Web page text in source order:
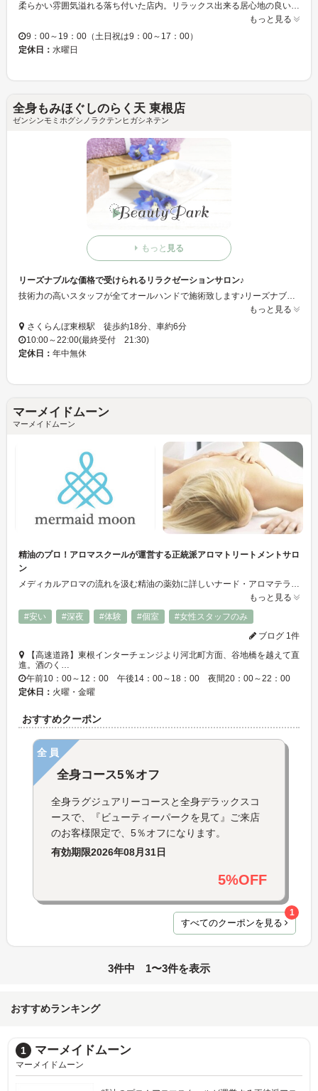
柔らかい雰囲気溢れる落ち付いた店内。リラックス出来る居心地の良い空間をお届けします★ 身体の不調を改善し、翌日も元気に頑張れるよう熟練技術で徹底ケア！あぁ、疲れた…そう感じたら『よくなる整体院東根』にお任せ下さい☆皆様のご来店をお待ちしております♪
もっと見る
9：00～19：00（土日祝は9：00～17：00）
定休日： 水曜日
全身もみほぐしのらく天 東根店
ゼンシンモミホグシノラクテンヒガシネテン
もっと見る
リーズナブルな価格で受けられるリラクゼーションサロン♪
技術力の高いスタッフが全てオールハンドで施術致します♪リーズナブルな価格で受けられますので安心です☆★是非お気軽に足をお運び下さい♪スタッフ一同ご来店お待ちしております☆
もっと見る
さくらんぼ東根駅 徒歩約18分、車約6分
10:00～22:00(最終受付 21:30)
定休日： 年中無休
マーメイドムーン
マーメイドムーン
精油のプロ！アロマスクールが運営する正統派アロマトリートメントサロ
ン
もっと見る
#安い
#深夜 #体験 #個室
#女性スタッフのみ
ブログ 1件
【高速道路】東根インターチェンジより河北町方面、谷地橋を越えて直
進。酒のく…
午前10：00～12：00 午後14：00～18：00 夜間20：00～22：00
定休日： 火曜・金曜
おすすめクーポン
全員
全身コース5％オフ
全身ラグジュアリーコースと全身デラックスコ
ースで、『ビューティーパークを見て』ご来店
のお客様限定で、5％オフになります。
有効期限2026年08月31日
5%OFF
すべてのクーポンを見る
1
3件中 1〜3件を表示
おすすめランキング
1 マーメイドムーン
マーメイドムーン